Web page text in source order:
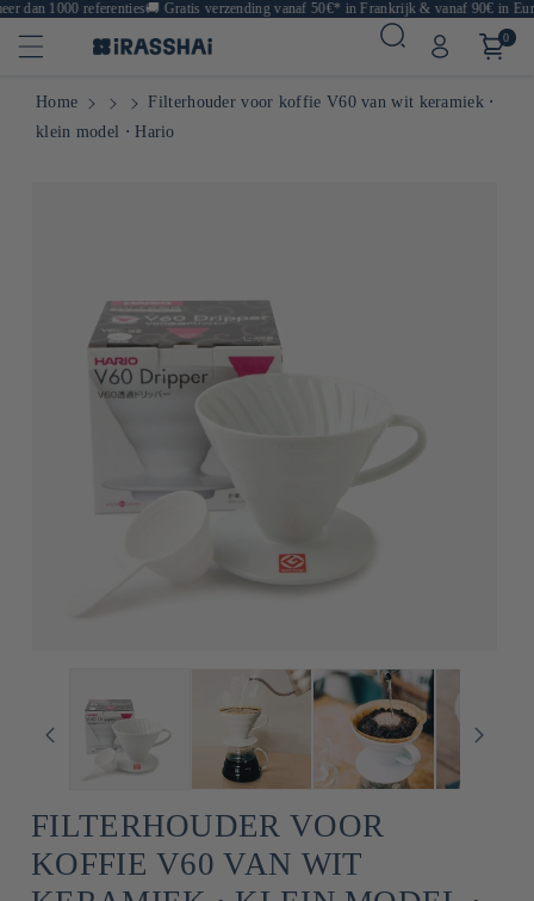
dan 1000 referenties🚚Gratis verzending vanaf 50€* in Frankrijk & vanaf 90€ in
0
Home
Filterhouder voor koffie V60 van wit keramiek ⋅
klein model ⋅ Hario
FILTERHOUDER VOOR
KOFFIE V60 VAN WIT